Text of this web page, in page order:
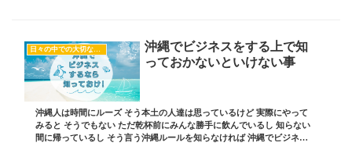
日々の中での大切な気付き
沖縄でビジネスをする上で知
っておかないといけない事
沖縄人は時間にルーズ そう本土の人達は思っているけど 実際にやって
みると そうでもない ただ乾杯前にみんな勝手に飲んでいるし 知らない
間に帰っているし そう言う沖縄ルールを知らなければ 沖縄でビジネス